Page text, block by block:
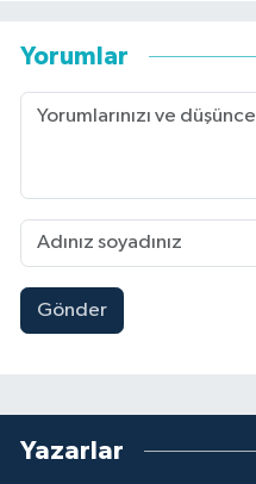
Yorumlar
Gönder
Yazarlar